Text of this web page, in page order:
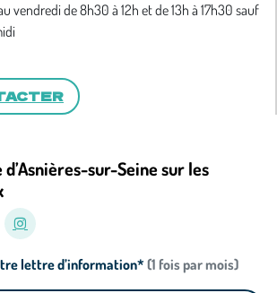
vendredi de 8h30 à 12h et de 13h à 17h30 sauf
sur-Seine sur les
lettre d’information* (1 fois par mois)